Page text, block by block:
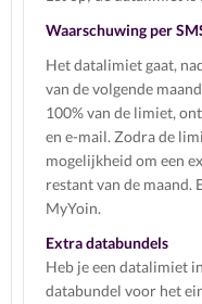
Waarschuwing per
Het datalimiet gaat,
van de volgende
100% van de limiet,
en e-mail. Zodra de
mogelijkheid om een
restant van de maand.
MyYoin.
Extra databundels
Heb je een datalimiet
databundel voor het